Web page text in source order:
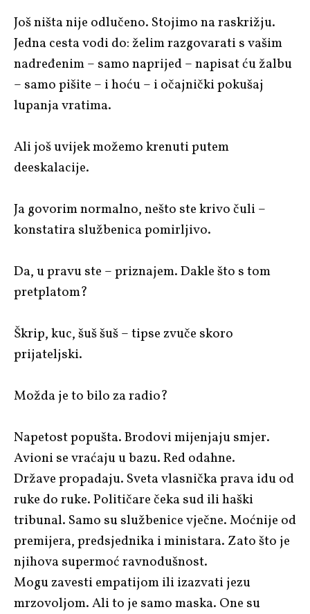
Još ništa nije odlučeno. Stojimo na raskrižju.
Jedna cesta vodi do: želim razgovarati s vašim
nadređenim – samo naprijed – napisat ću žalbu
– samo pišite – i hoću – i očajnički pokušaj
lupanja vratima.
Ali još uvijek možemo krenuti putem
deeskalacije.
Ja govorim normalno, nešto ste krivo čuli –
konstatira službenica pomirljivo.
Da, u pravu ste – priznajem. Dakle što s tom
pretplatom?
Škrip, kuc, šuš šuš – tipse zvuče skoro
prijateljski.
Možda je to bilo za radio?
Napetost popušta. Brodovi mijenjaju smjer.
Avioni se vraćaju u bazu. Red odahne.
Države propadaju. Sveta vlasnička prava idu od
ruke do ruke. Političare čeka sud ili haški
tribunal. Samo su službenice vječne. Moćnije od
premijera, predsjednika i ministara. Zato što je
njihova supermoć ravnodušnost.
Mogu zavesti empatijom ili izazvati jezu
mrzovoljom. Ali to je samo maska. One su